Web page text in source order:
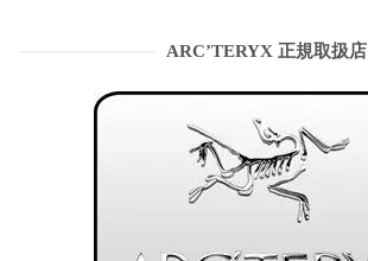
ARC’TERYX 正規取扱店